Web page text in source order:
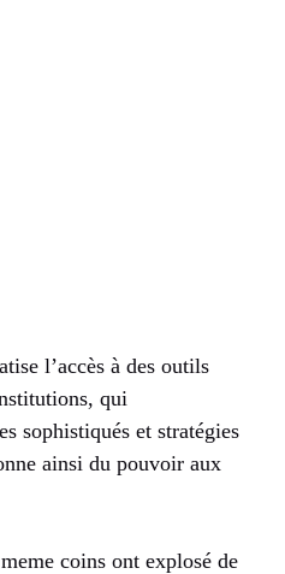
l’accès à des outils
qui
sophistiqués et stratégies
ainsi du pouvoir aux
coins ont explosé de